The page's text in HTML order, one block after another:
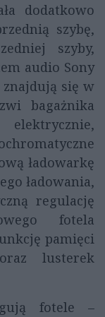
dodatkowo
szybę,
szyby,
audio Sony
znajdują się w
bagażnika
ładowarkę
ładowania,
regulację
fotela
pamięci
lusterek
fotele –